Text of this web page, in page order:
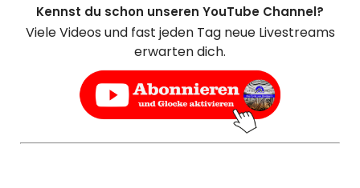
Kennst du schon unseren YouTube Channel?
Viele Videos und fast jeden Tag neue Livestreams
erwarten dich.